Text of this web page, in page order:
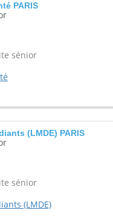
PARIS
sénior
(LMDE) PARIS
sénior
(LMDE)